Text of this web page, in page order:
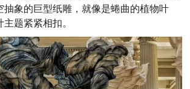
抽象的巨型纸雕，就像是蜷曲的植物叶
题紧紧相扣。